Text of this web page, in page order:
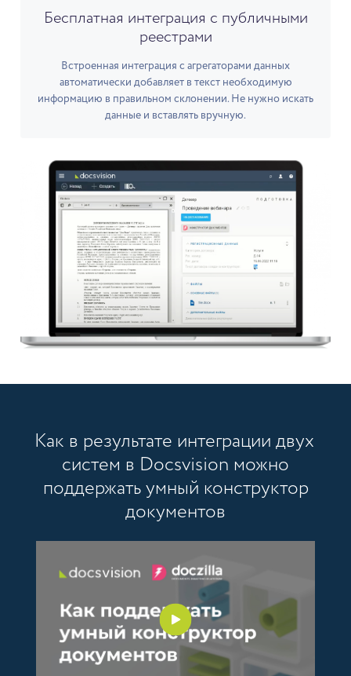
Бесплатная интеграция с публичными
реестрами
Встроенная интеграция с агрегаторами данных
автоматически добавляет в текст необходимую
информацию в правильном склонении. Не нужно искать
данные и вставлять вручную.
Как в результате интеграции двух
систем в Docsvision можно
поддержать умный конструктор
документов